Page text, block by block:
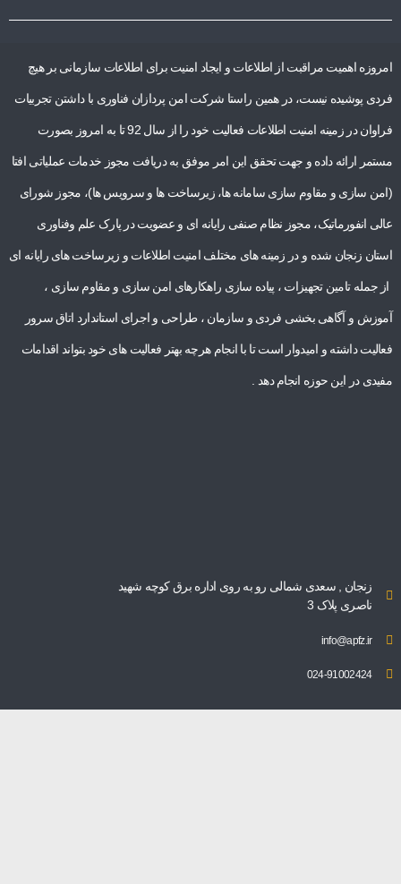
امروزه اهمیت مراقبت از اطلاعات و ایجاد امنیت برای اطلاعات سازمانی بر هیچ
فردی پوشیده نیست، در همین راستا شرکت امن پردازان فناوری با داشتن تجربیات
فراوان در زمینه امنیت اطلاعات فعالیت خود را از سال 92 تا به امروز بصورت
مستمر ارائه داده و جهت تحقق این امر موفق به دریافت مجوز خدمات عملیاتی افتا
(امن سازی و مقاوم سازی سامانه ها، زیرساخت ها و سرویس ها)، مجوز شورای
عالی انفورماتیک، مجوز نظام صنفی رایانه ای و عضویت در پارک علم وفناوری
استان زنجان شده و در زمینه های مختلف امنیت اطلاعات و زیرساخت های رایانه ای
از جمله تامین تجهیزات ، پیاده سازی راهکارهای امن سازی و مقاوم سازی ،
آموزش و آگاهی بخشی فردی و سازمان ، طراحی و اجرای استاندارد اتاق سرور
فعالیت داشته و امیدوار است تا با انجام هرچه بهتر فعالیت های خود بتواند اقدامات
مفیدی در این حوزه انجام دهد .
زنجان , سعدی شمالی رو به روی اداره برق کوچه شهید
ناصری پلاک 3
info@apfz.ir
024-91002424